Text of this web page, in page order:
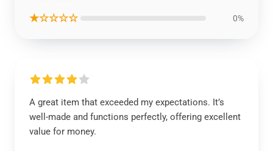
★☆☆☆☆ 0%
A great item that exceeded my expectations. It’s
well-made and functions perfectly, offering excellent
value for money.